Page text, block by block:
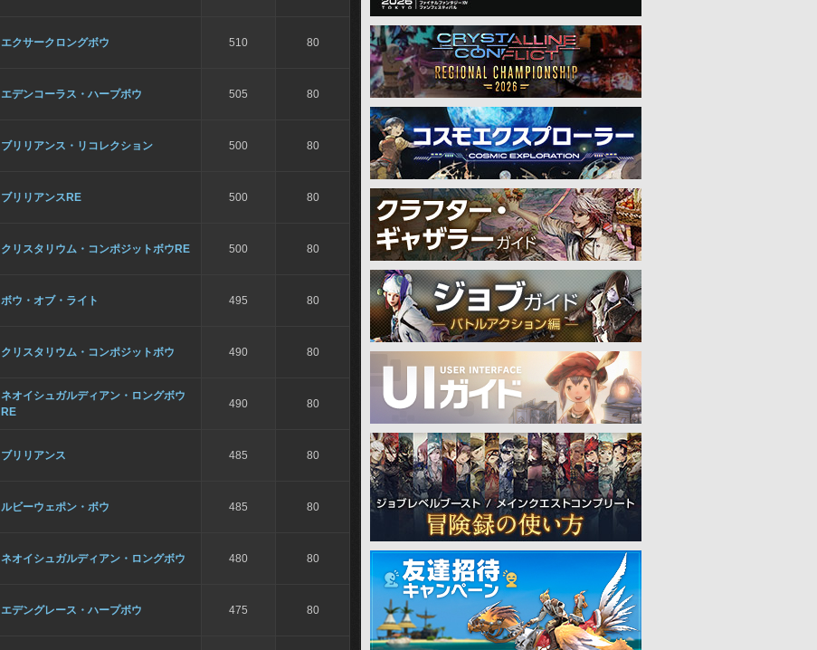
エクサークロングボウ 510 80
エデンコーラス・ハープボウ 505 80
ブリリアンス・リコレクション 500 80
ブリリアンスRE 500 80
クリスタリウム・コンポジットボウRE 500 80
ボウ・オブ・ライト 495 80
クリスタリウム・コンポジットボウ 490 80
ネオイシュガルディアン・ロングボウ
RE
490 80
ブリリアンス 485 80
ルビーウェポン・ボウ 485 80
ネオイシュガルディアン・ロングボウ 480 80
エデングレース・ハープボウ 475 80